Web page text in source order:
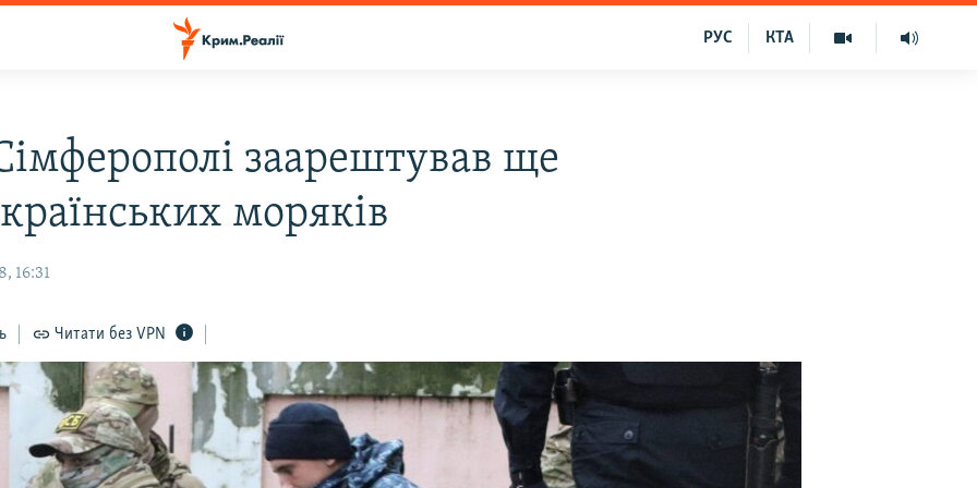
КТА
РУС
заарештував ще
моряків
16:31
Читати без VPN